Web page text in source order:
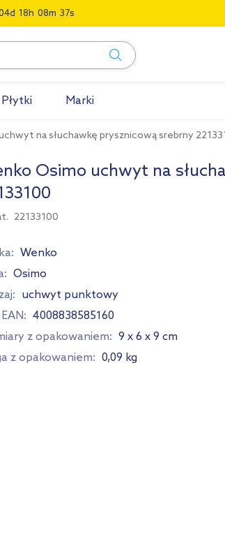
4 18 08 36
Płytki Marki
na słuchawkę prysznicową srebrny
Osimo uchwyt na
22133100
Wenko
Osimo
uchwyt punktowy
4008838585160
z opakowaniem: 9 x 6 x 9 cm
z opakowaniem: 0,09 kg